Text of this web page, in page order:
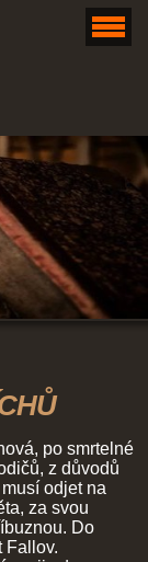
po smrtelné
z důvodů
odjet na
za svou
Do
Fallov.